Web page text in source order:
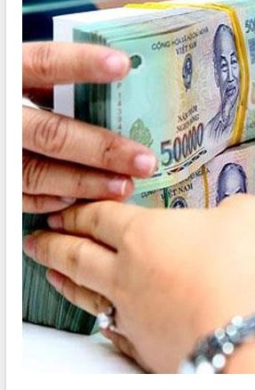
VIDEO
Loading the player...